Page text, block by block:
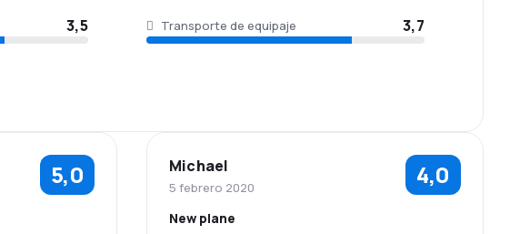
3,5 Transporte de equipaje 3,7
5,0 Michael
5 febrero 2020 4,0
New plane